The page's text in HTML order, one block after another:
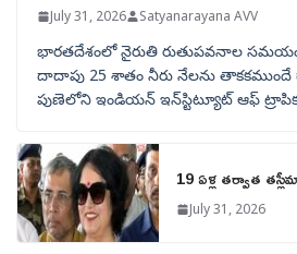
July 31, 2026 Satyanarayana AVV
భారతదేశంలో నైరుతి రుతుపవనాల
దాదాపు 25 శాతం నీరు నేలను తాకకముందే
పుణెలోని ఇండియన్ ఇన్‌స్టిట్యూట్ ఆఫ్
19 ఏళ్ల తర్వాత
July 31, 2026